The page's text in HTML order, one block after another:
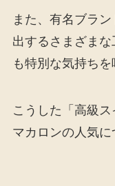
また、有名ブラ
出するさまざま
も特別な気持ちを
こうした「高級ス
マカロンの人気に